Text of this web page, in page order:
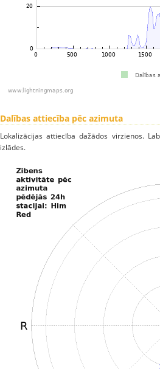
Dalības attiecība pēc azimuta
Lokalizācijas attiecība dažādos virzienos.
izlādes.